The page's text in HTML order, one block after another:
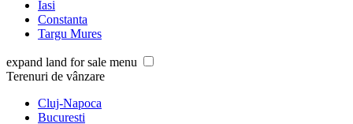
Iasi
Constanta
Targu Mures
expand land for sale menu
Terenuri de vânzare
Cluj-Napoca
Bucuresti